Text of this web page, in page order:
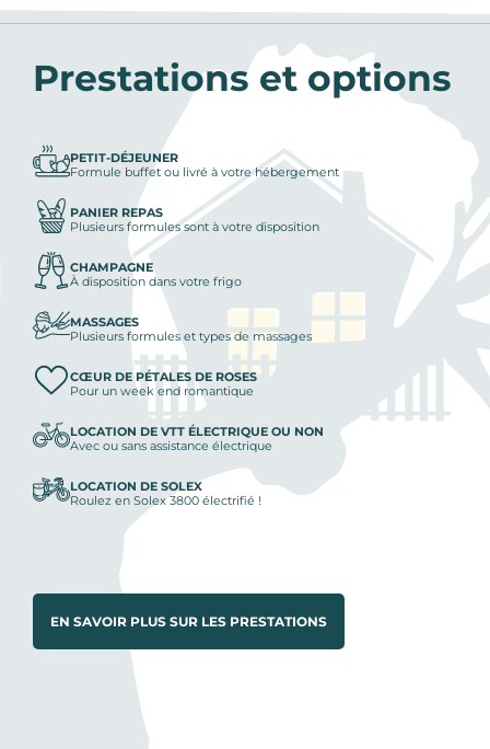
Prestations et options
PETIT-DÉJEUNER
Formule buffet ou livré à votre hébergement
PANIER REPAS
Plusieurs formules sont à votre disposition
CHAMPAGNE
À disposition dans votre frigo
MASSAGES
Plusieurs formules et types de massages
CŒUR DE PÉTALES DE ROSES
Pour un week end romantique
LOCATION DE VTT ÉLECTRIQUE OU NON
Avec ou sans assistance électrique
LOCATION DE SOLEX
Roulez en Solex 3800 électrifié !
EN SAVOIR PLUS SUR LES PRESTATIONS